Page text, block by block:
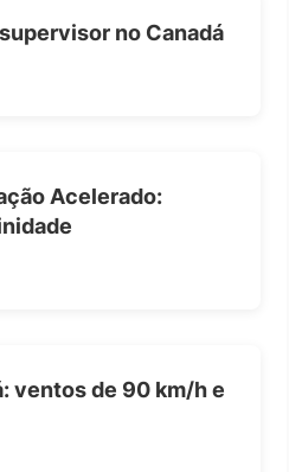
no Canadá
Acelerado:
ventos de 90 km/h e